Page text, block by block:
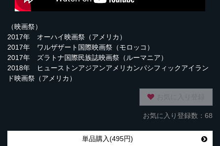
（映画祭）
2017年 オーハイ映画祭（アメリカ）
2017年 ワルザザート国際映画祭（モロッコ）
2017年 ズラトナ国際民族誌映画祭（ルーマニア）
2018年 ヒューストンアジアンアメリカンパシフィックアイラン
ド映画祭（アメリカ）
お気に入り登録数：68
単品購入(495円)